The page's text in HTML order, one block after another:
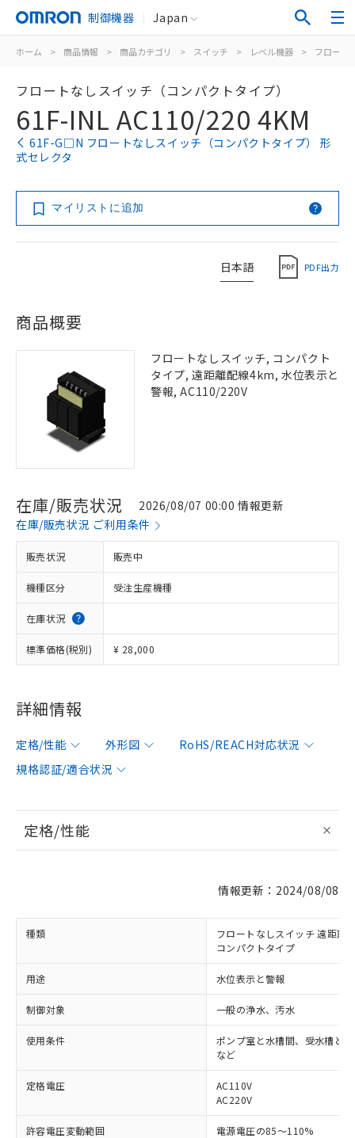
制御機器 Japan
ホーム > 商品情報 > 商品カテゴリ > スイッチ > レベル機器 > フロート
フロートなしスイッチ（コンパクトタイプ）
61F-INL AC110/220 4KM
61F-G□N フロートなしスイッチ（コンパクトタイプ） 形
式セレクタ
マイリストに追加
日本語 PDF出力
商品概要
フロートなしスイッチ, コンパクト
タイプ, 遠距離配線4km, 水位表示と
警報, AC110/220V
在庫/販売状況
2026/08/07 00:00 情報更新
在庫/販売状況 ご利用条件
販売状況 販売中
機種区分 受注生産機種
在庫状況
標準価格(税別) ¥ 28,000
詳細情報
定格/性能 外形図
RoHS/REACH対応状況
規格認証/適合状況
定格/性能
情報更新：2024/08/08
種類
フロートなしスイッチ 遠距離
コンパクトタイプ
用途 水位表示と警報
制御対象 一般の浄水、汚水
使用条件
ポンプ室と水槽間、受水槽と
など
定格電圧
AC110V
AC220V
許容電圧変動範囲 電源電圧の85～110%